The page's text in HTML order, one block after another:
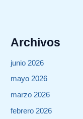
Archivos
junio 2026
mayo 2026
marzo 2026
febrero 2026